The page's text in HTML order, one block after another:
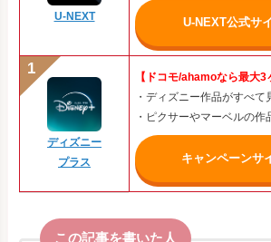
U-NEXT U-NEXT公式サ
ディズニー
プラス
【ドコモ/ahamoなら最大3
・ディズニー作品がすべて
・ピクサーやマーベルの作
キャンペーンサ